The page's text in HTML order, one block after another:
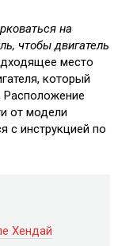
на
чтобы двигатель
место
который
от модели
с инструкцией по
Хендай